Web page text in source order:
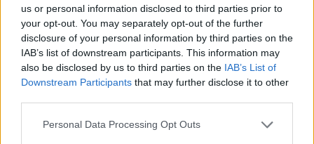
us or personal information disclosed to third parties prior to
your opt-out. You may separately opt-out of the further
disclosure of your personal information by third parties on the
IAB’s list of downstream participants. This information may
also be disclosed by us to third parties on the IAB’s List of
Downstream Participants that may further disclose it to other
Personal Data Processing Opt Outs
¿cambia el ruido al pisar asfalto mas liso????
Responder
Publicado7 de Junio del 2010